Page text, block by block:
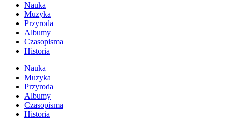
Nauka
Muzyka
Przyroda
Albumy
Czasopisma
Historia
Nauka
Muzyka
Przyroda
Albumy
Czasopisma
Historia